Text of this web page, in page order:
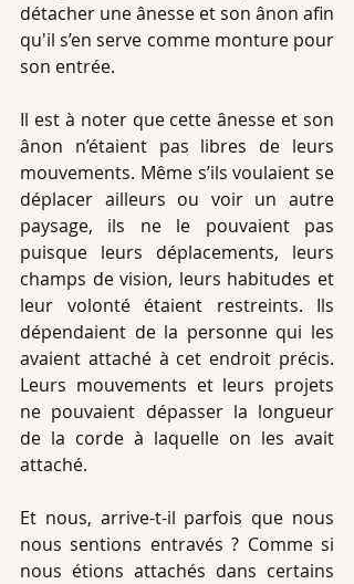
détacher une ânesse et son ânon afin
qu'il s’en serve comme monture pour
son entrée.
Il est à noter que cette ânesse et son
ânon n’étaient pas libres de leurs
mouvements. Même s’ils voulaient se
déplacer ailleurs ou voir un autre
paysage, ils ne le pouvaient pas
puisque leurs déplacements, leurs
champs de vision, leurs habitudes et
leur volonté étaient restreints. Ils
dépendaient de la personne qui les
avaient attaché à cet endroit précis.
Leurs mouvements et leurs projets
ne pouvaient dépasser la longueur
de la corde à laquelle on les avait
attaché.
Et nous, arrive-t-il parfois que nous
nous sentions entravés ? Comme si
nous étions attachés dans certains